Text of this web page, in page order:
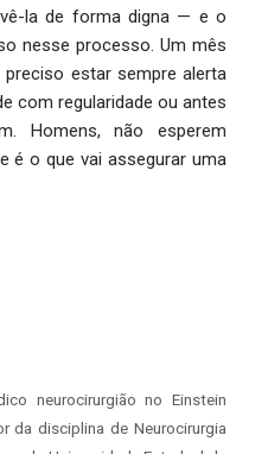
la de forma digna — e o
nesse processo. Um mês
estar sempre alerta
com regularidade ou antes
Homens, não esperem
é o que vai assegurar uma
neurocirurgião no Einstein
da disciplina de Neurocirurgia